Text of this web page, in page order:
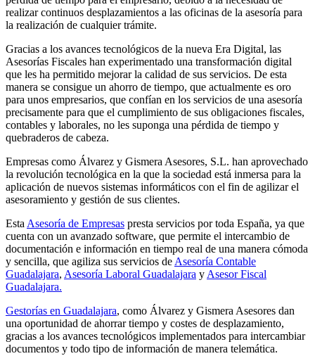
realizar continuos desplazamientos a las oficinas de la asesoría para
la realización de cualquier trámite.
Gracias a los avances tecnológicos de la nueva Era Digital, las
Asesorías Fiscales han experimentado una transformación digital
que les ha permitido mejorar la calidad de sus servicios. De esta
manera se consigue un ahorro de tiempo, que actualmente es oro
para unos empresarios, que confían en los servicios de una asesoría
precisamente para que el cumplimiento de sus obligaciones fiscales,
contables y laborales, no les suponga una pérdida de tiempo y
quebraderos de cabeza.
Empresas como Álvarez y Gismera Asesores, S.L. han aprovechado
la revolución tecnológica en la que la sociedad está inmersa para la
aplicación de nuevos sistemas informáticos con el fin de agilizar el
asesoramiento y gestión de sus clientes.
Esta Asesoría de Empresas presta servicios por toda España, ya que
cuenta con un avanzado software, que permite el intercambio de
documentación e información en tiempo real de una manera cómoda
y sencilla, que agiliza sus servicios de Asesoría Contable
Guadalajara, Asesoría Laboral Guadalajara y Asesor Fiscal
Guadalajara.
Gestorías en Guadalajara, como Álvarez y Gismera Asesores dan
una oportunidad de ahorrar tiempo y costes de desplazamiento,
gracias a los avances tecnológicos implementados para intercambiar
documentos y todo tipo de información de manera telemática.